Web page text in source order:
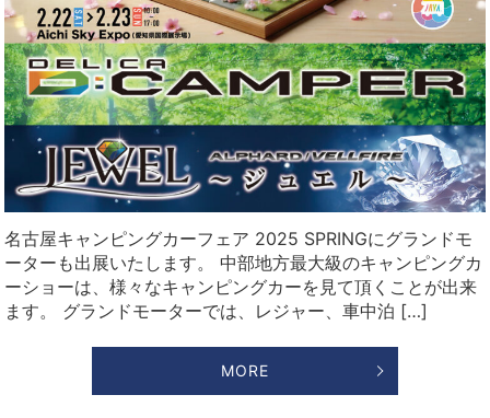
名古屋キャンピングカーフェア 2025 SPRINGにグランドモ
ーターも出展いたします。 中部地方最大級のキャンピングカ
ーショーは、様々なキャンピングカーを見て頂くことが出来
ます。 グランドモーターでは、レジャー、車中泊 […]
MORE